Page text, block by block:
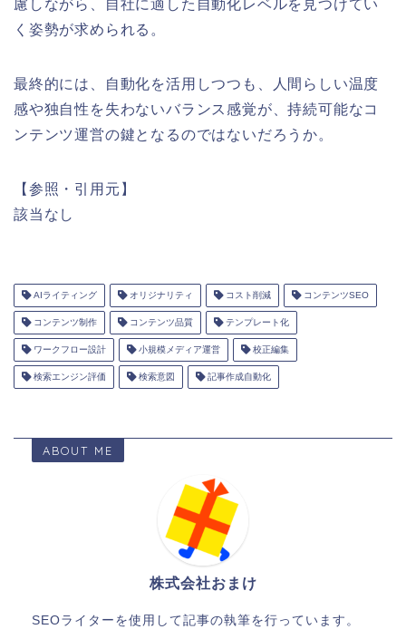
慮しながら、自社に適した自動化レベルを見つけてい
く姿勢が求められる。
最終的には、自動化を活用しつつも、人間らしい温度
感や独自性を失わないバランス感覚が、持続可能なコ
ンテンツ運営の鍵となるのではないだろうか。
【参照・引用元】
該当なし
AIライティング オリジナリティ コスト削減 コンテンツSEO
コンテンツ制作 コンテンツ品質 テンプレート化
ワークフロー設計 小規模メディア運営 校正編集
検索エンジン評価 検索意図 記事作成自動化
ABOUT ME
株式会社おまけ
SEOライターを使用して記事の執筆を行っています。